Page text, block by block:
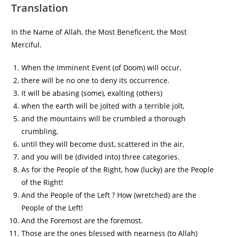
Translation
In the Name of Allah, the Most Beneficent, the Most
Merciful.
When the Imminent Event (of Doom) will occur,
there will be no one to deny its occurrence.
It will be abasing (some), exalting (others)
when the earth will be jolted with a terrible jolt,
and the mountains will be crumbled a thorough
crumbling,
until they will become dust, scattered in the air,
and you will be (divided into) three categories.
As for the People of the Right, how (lucky) are the People
of the Right!
And the People of the Left ? How (wretched) are the
People of the Left!
And the Foremost are the foremost.
Those are the ones blessed with nearness (to Allah)